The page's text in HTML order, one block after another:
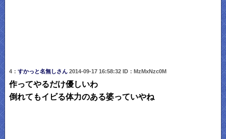
4： すかっと名無しさん 2014-09-17 16:58:32 ID：MzMxNzc0M
作ってやるだけ優しいわ
倒れてもイビる体力のある婆っていやね